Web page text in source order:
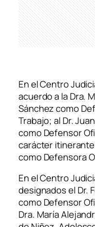
En el Centro
acuerdo a la Dra.
Sánchez como
Trabajo; al Dr.
como Defensor
carácter
como Defensora
En el Centro
designados el Dr.
como Defensor
Dra. María